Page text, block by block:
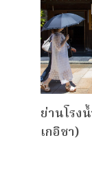
ย่านโรง
เกอิชา)